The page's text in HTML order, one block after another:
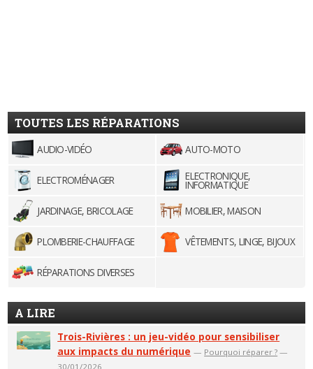
TOUTES LES RÉPARATIONS
AUDIO-VIDÉO AUTO-MOTO
ELECTROMÉNAGER ELECTRONIQUE,
INFORMATIQUE
JARDINAGE, BRICOLAGE
MOBILIER, MAISON
PLOMBERIE-CHAUFFAGE VÊTEMENTS, LINGE, BIJOUX
RÉPARATIONS DIVERSES
A LIRE
Trois-Rivières : un jeu-vidéo pour sensibiliser
aux impacts du numérique — Pourquoi réparer ? —
30/01/2026